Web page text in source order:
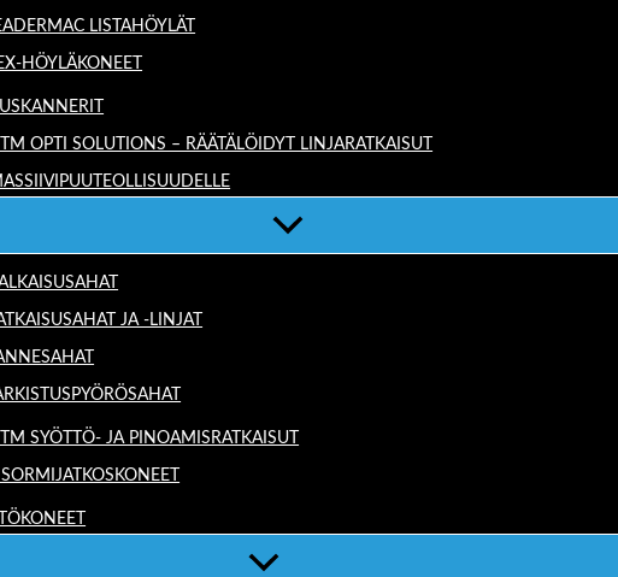
LISTAHÖYLÄT
HÖYLÄKONEET
OPTI SOLUTIONS – RÄÄTÄLÖIDYT LINJARATKAISUT
JA -LINJAT
SYÖTTÖ- JA PINOAMISRATKAISUT
SORMIJATKOSKONEET